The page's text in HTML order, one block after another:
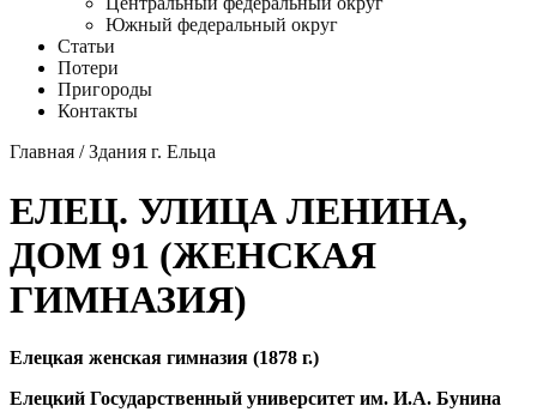
Южный федеральный округ
Статьи
Потери
Пригороды
Контакты
Главная /Здания г. Ельца
ЕЛЕЦ. УЛИЦА ЛЕНИНА,
ДОМ 91 (ЖЕНСКАЯ
ГИМНАЗИЯ)
Елецкая женская гимназия (1878 г.)
Елецкий Государственный университет им. И.А. Бунина